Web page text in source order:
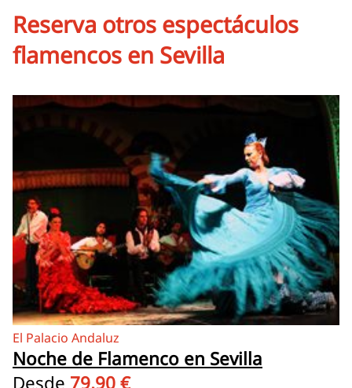
Reserva otros espectáculos
flamencos en Sevilla
El Palacio Andaluz
Noche de Flamenco en Sevilla
Desde 79,90 €